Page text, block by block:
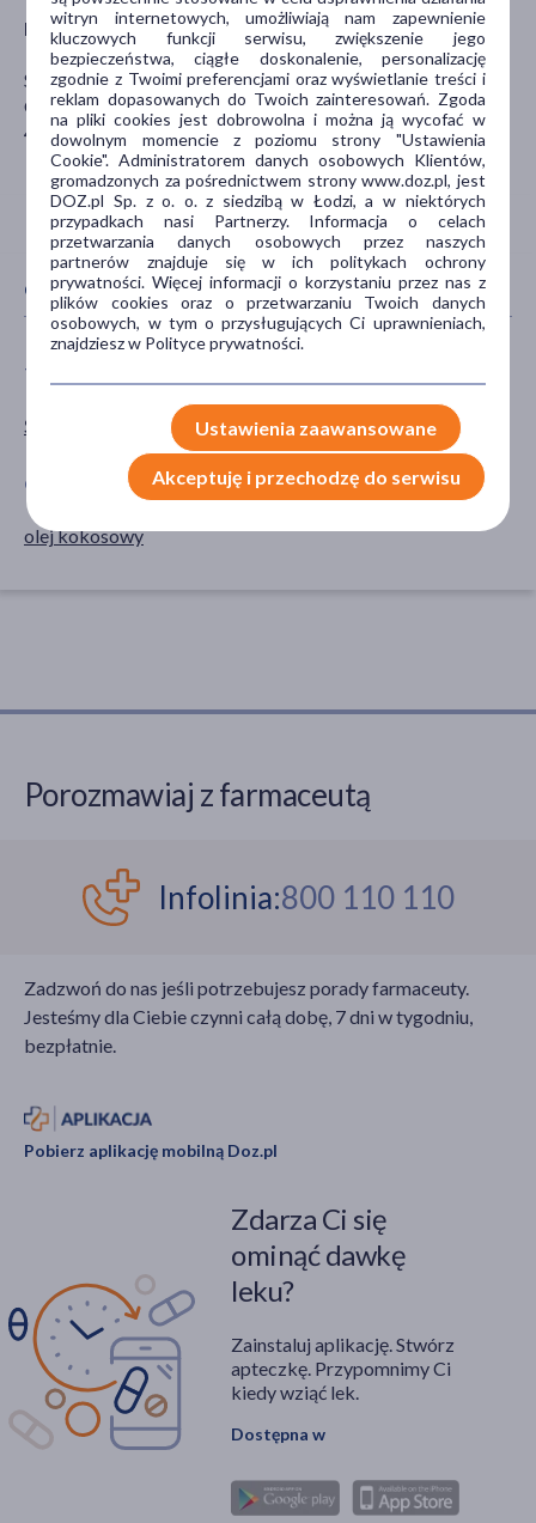
Producent
SFD S.A
Głogowska 41
45-315 Opole
CECHY PRODUKTU
TYP PRODUKTU
Środki spożywcze olej
GŁÓWNY SKŁADNIK
olej kokosowy
Porozmawiaj z farmaceutą
Infolinia:800 110 110
Zadzwoń do nas jeśli potrzebujesz porady farmaceuty.
Jesteśmy dla Ciebie czynni całą dobę, 7 dni w tygodniu,
bezpłatnie.
Pobierz aplikację mobilną Doz.pl
Zdarza Ci się
ominąć dawkę
leku?
Zainstaluj aplikację. Stwórz
apteczkę. Przypomnimy Ci
kiedy wziąć lek.
Dostępna w
witryn internetowych, umożliwiają nam zapewnienie
kluczowych funkcji serwisu, zwiększenie jego
bezpieczeństwa, ciągłe doskonalenie, personalizację
zgodnie z Twoimi preferencjami oraz wyświetlanie treści i
reklam dopasowanych do Twoich zainteresowań. Zgoda
na pliki cookies jest dobrowolna i można ją wycofać w
dowolnym momencie z poziomu strony "Ustawienia
Cookie". Administratorem danych osobowych Klientów,
gromadzonych za pośrednictwem strony www.doz.pl, jest
DOZ.pl Sp. z o. o. z siedzibą w Łodzi, a w niektórych
przypadkach nasi Partnerzy. Informacja o celach
przetwarzania danych osobowych przez naszych
partnerów znajduje się w ich politykach ochrony
prywatności. Więcej informacji o korzystaniu przez nas z
plików cookies oraz o przetwarzaniu Twoich danych
osobowych, w tym o przysługujących Ci uprawnieniach,
znajdziesz w Polityce prywatności.
Ustawienia zaawansowane
Akceptuję i przechodzę do serwisu